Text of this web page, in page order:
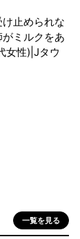
け止められな
ミルクをあ
女性)|Jタウ
一覧を見る